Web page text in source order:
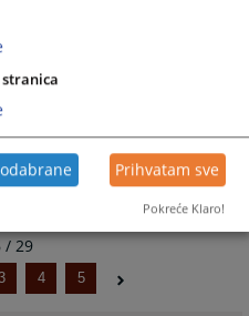
- "Usluge
zaposlenika suda"
/ 29
4 5
Prihvatam sve
Pokreće Klaro!